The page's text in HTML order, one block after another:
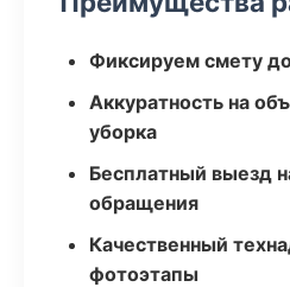
Фиксируем смету
Аккуратность на
уборка
Бесплатный выезд
обращения
Качественный
фотоэтапы